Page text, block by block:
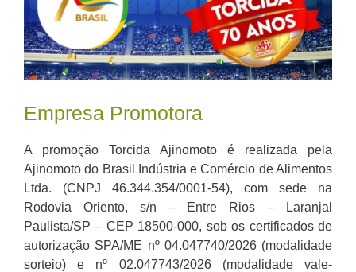
Empresa Promotora
A promoção Torcida Ajinomoto é realizada pela
Ajinomoto do Brasil Indústria e Comércio de Alimentos
Ltda. (CNPJ 46.344.354/0001-54), com sede na
Rodovia Oriento, s/n – Entre Rios – Laranjal
Paulista/SP – CEP 18500-000, sob os certificados de
autorização SPA/ME nº 04.047740/2026 (modalidade
sorteio) e nº 02.047743/2026 (modalidade vale-